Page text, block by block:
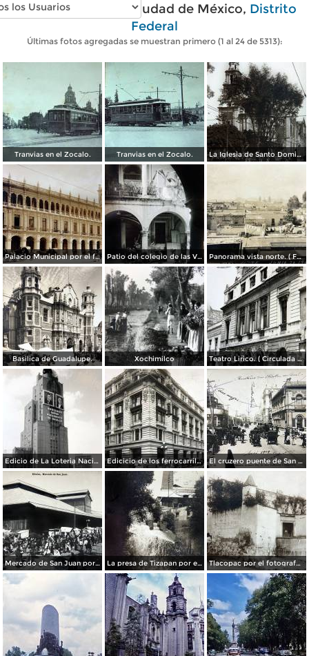
Fotos antiguas de Ciudad de México, Distrito
Federal
Últimas fotos agregadas se muestran primero (1 al 24 de 5313):
Tranvias en el Zocalo. Tranvias en el Zocalo. La Iglesia de Santo Domingo.
Palacio Municipal por el fotografo Hugo Brehme.. Patio del colegio de las Vizcainas por el fotografo Hugo Brehme. Panorama vista norte. ( Fechada el 20 de Junio de 1905 ).
Basilica de Guadalupe. Xochimilco Teatro Lirico. ( Circulada el 1 de Agosto de 1926 ).
Edicio de La Loteria Nacional Ciudad de México Abril de 1964 Edicicio de los ferrocarriles. El cruzero puente de San Francisco y Guardiola por el fotografo Felix Miret.
Mercado de San Juan por el fotografo Felix Miret La presa de Tizapan por el fotografo Fernando Kososky. ( Circulada el 22 de Diembre de 1910 ). Tlacopac por el fotografo Hugo Brehme.